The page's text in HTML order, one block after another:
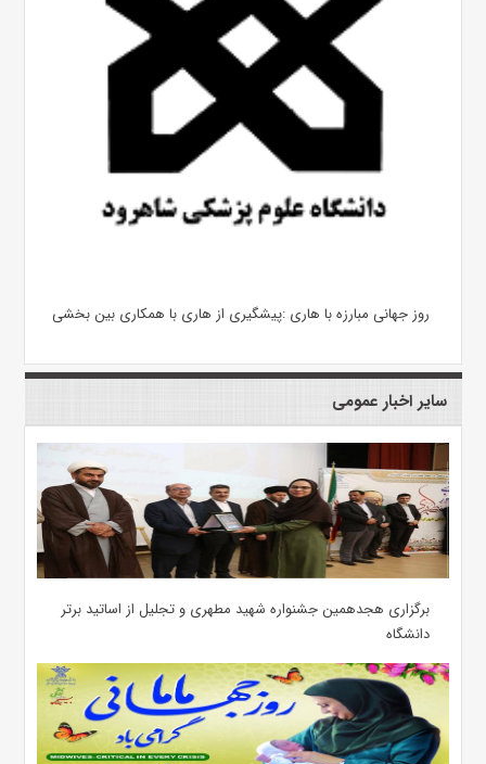
روز جهانی مبارزه با هاری :پیشگیری از هاری با همکاری بین بخشی
سایر اخبار عمومی
برگزاری هجدهمین جشنواره شهید مطهری و تجلیل از اساتید برتر
دانشگاه